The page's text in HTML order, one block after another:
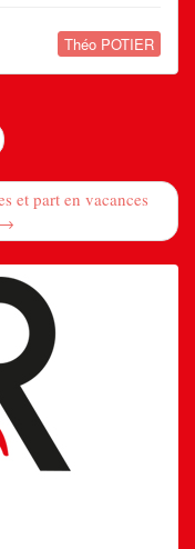
Théo POTIER
et part en vacances
→